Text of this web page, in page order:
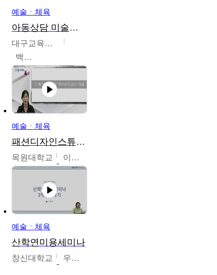
예술ㆍ체육
아동상담 미술치료
대구교육대학교
백중열
예술ㆍ체육
패션디자인스튜디오
목원대학교 이건희
예술ㆍ체육
산학연미용세미나
창신대학교 우미옥,오윤경,박선이